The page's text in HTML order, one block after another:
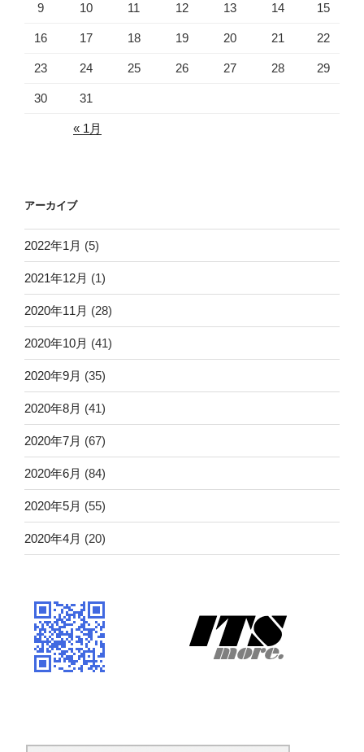
9 10 11 12 13 14 15
16 17 18 19 20 21 22
23 24 25 26 27 28 29
30 31
« 1月
アーカイブ
2022年1月 (5)
2021年12月 (1)
2020年11月 (28)
2020年10月 (41)
2020年9月 (35)
2020年8月 (41)
2020年7月 (67)
2020年6月 (84)
2020年5月 (55)
2020年4月 (20)